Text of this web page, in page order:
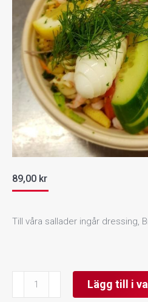
89,00 kr
Till våra sallader ingår dressing,
Pastasallad
med
Lägg till i